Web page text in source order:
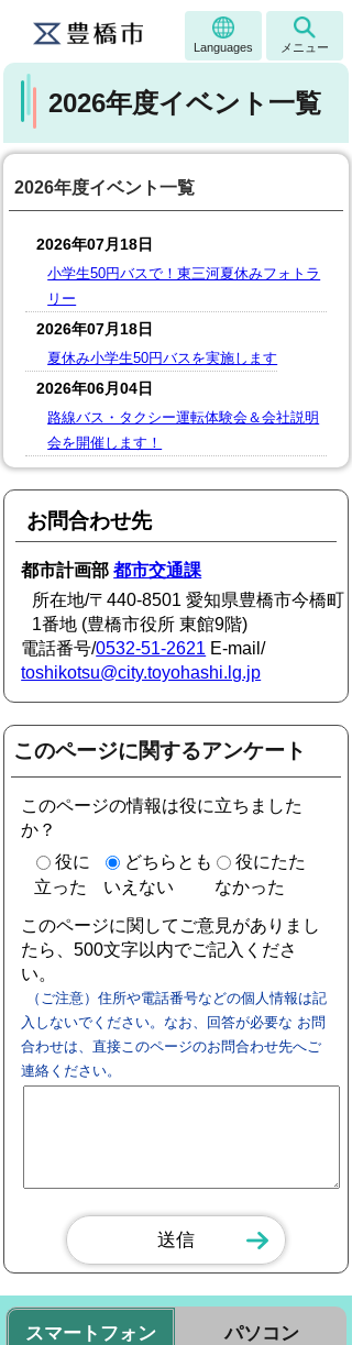
Languages メニュー
2026年度イベント一覧
2026年度イベント一覧
2026年07月18日
小学生50円バスで！東三河夏休みフォトラ
リー
2026年07月18日
夏休み小学生50円バスを実施します
2026年06月04日
路線バス・タクシー運転体験会＆会社説明
会を開催します！
お問合わせ先
都市計画部都市交通課
所在地/〒440-8501 愛知県豊橋市今橋町
1番地 (豊橋市役所 東館9階)
電話番号/0532-51-2621 E-mail/
toshikotsu@city.toyohashi.lg.jp
このページに関するアンケート
このページの情報は役に立ちました
か？
役に
立った
どちらとも
いえない
役にたた
なかった
このページに関してご意見がありまし
たら、500文字以内でご記入くださ
い。
（ご注意）住所や電話番号などの個人情報は記
入しないでください。なお、回答が必要な お問
合わせは、直接このページのお問合わせ先へご
連絡ください。
スマートフォン パソコン